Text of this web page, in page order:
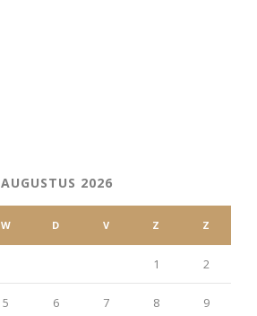
AUGUSTUS 2026
W D V Z Z
1 2
5 6 7 8 9